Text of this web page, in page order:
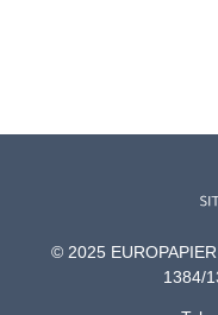
© 2025
1384/